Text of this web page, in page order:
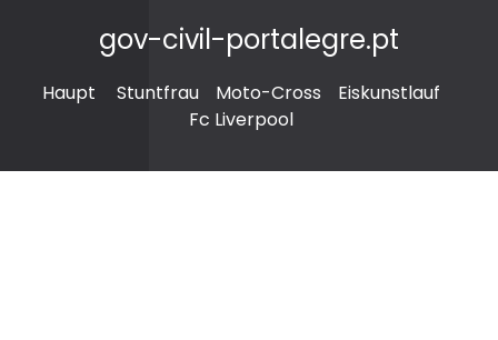
gov-civil-portalegre.pt
Haupt Stuntfrau Moto-Cross
Eiskunstlauf
Fc Liverpool